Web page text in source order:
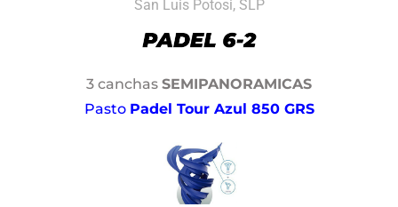
San Luis Potosi, SLP
3 canchas SEMIPANORAMICAS
Pasto Padel Tour Azul 850 GRS